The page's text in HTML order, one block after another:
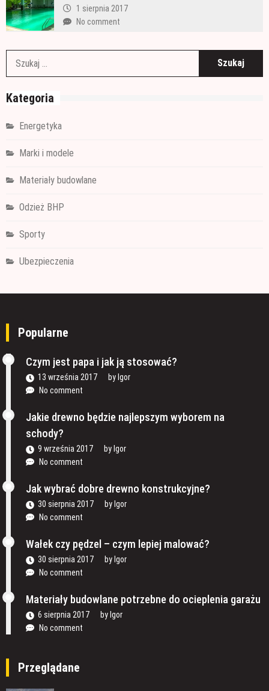
1 sierpnia 2017
No comment
Kategoria
Energetyka
Marki i modele
Materiały budowlane
Odzież BHP
Sporty
Ubezpieczenia
Popularne
Czym jest papa i jak ją stosować?
13 września 2017 by Igor
No comment
Jakie drewno będzie najlepszym wyborem na
schody?
9 września 2017 by Igor
No comment
Jak wybrać dobre drewno konstrukcyjne?
30 sierpnia 2017 by Igor
No comment
Wałek czy pędzel – czym lepiej malować?
30 sierpnia 2017 by Igor
No comment
Materiały budowlane potrzebne do ocieplenia garażu
6 sierpnia 2017 by Igor
No comment
Przeglądane